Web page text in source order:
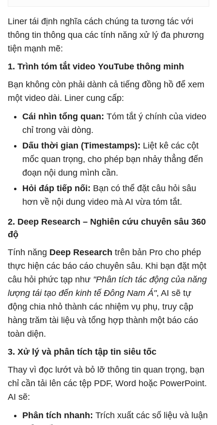
Liner tái định nghĩa cách chúng ta tương tác với
thông tin thông qua các tính năng xử lý đa phương
tiện mạnh mẽ:
1. Trình tóm tắt video YouTube thông minh
Bạn không còn phải dành cả tiếng đồng hồ để xem
một video dài. Liner cung cấp:
Cái nhìn tổng quan: Tóm tắt ý chính của video
chỉ trong vài dòng.
Dấu thời gian (Timestamps): Liệt kê các cột
mốc quan trọng, cho phép bạn nhảy thẳng đến
đoạn nội dung mình cần.
Hỏi đáp tiếp nối: Bạn có thể đặt câu hỏi sâu
hơn về nội dung video mà AI vừa tóm tắt.
2. Deep Research – Nghiên cứu chuyên sâu 360
độ
Tính năng Deep Research trên bản Pro cho phép
thực hiện các báo cáo chuyên sâu. Khi bạn đặt một
câu hỏi phức tạp như "Phân tích tác động của năng
lượng tái tạo đến kinh tế Đông Nam Á", AI sẽ tự
động chia nhỏ thành các nhiệm vụ phụ, truy cập
hàng trăm tài liệu và tổng hợp thành một báo cáo
toàn diện.
3. Xử lý và phân tích tập tin siêu tốc
Thay vì đọc lướt và bỏ lỡ thông tin quan trọng, bạn
chỉ cần tải lên các tệp PDF, Word hoặc PowerPoint.
AI sẽ:
Phân tích nhanh: Trích xuất các số liệu và luận